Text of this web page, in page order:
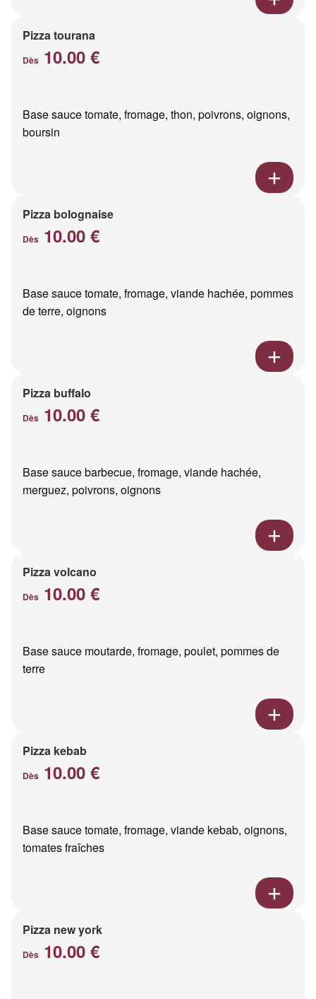
Pizza tourana
Dès 10.00 €
Base sauce tomate, fromage, thon, poivrons, oignons,
boursin
Pizza bolognaise
Dès 10.00 €
Base sauce tomate, fromage, viande hachée, pommes
de terre, oignons
Pizza buffalo
Dès 10.00 €
Base sauce barbecue, fromage, viande hachée,
merguez, poivrons, oignons
Pizza volcano
Dès 10.00 €
Base sauce moutarde, fromage, poulet, pommes de
terre
Pizza kebab
Dès 10.00 €
Base sauce tomate, fromage, viande kebab, oignons,
tomates fraîches
Pizza new york
Dès 10.00 €